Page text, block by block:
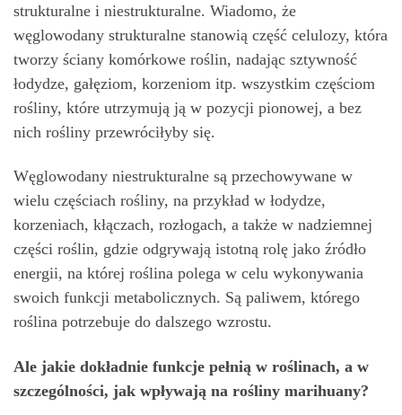
strukturalne i niestrukturalne. Wiadomo, że
węglowodany strukturalne stanowią część celulozy, która
tworzy ściany komórkowe roślin, nadając sztywność
łodydze, gałęziom, korzeniom itp. wszystkim częściom
rośliny, które utrzymują ją w pozycji pionowej, a bez
nich rośliny przewróciłyby się.
Węglowodany niestrukturalne są przechowywane w
wielu częściach rośliny, na przykład w łodydze,
korzeniach, kłączach, rozłogach, a także w nadziemnej
części roślin, gdzie odgrywają istotną rolę jako źródło
energii, na której roślina polega w celu wykonywania
swoich funkcji metabolicznych. Są paliwem, którego
roślina potrzebuje do dalszego wzrostu.
Ale jakie dokładnie funkcje pełnią w roślinach, a w
szczególności, jak wpływają na rośliny marihuany?